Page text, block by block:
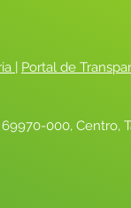
| Portal de
000, Centro,